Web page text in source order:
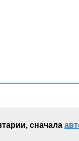
сначала